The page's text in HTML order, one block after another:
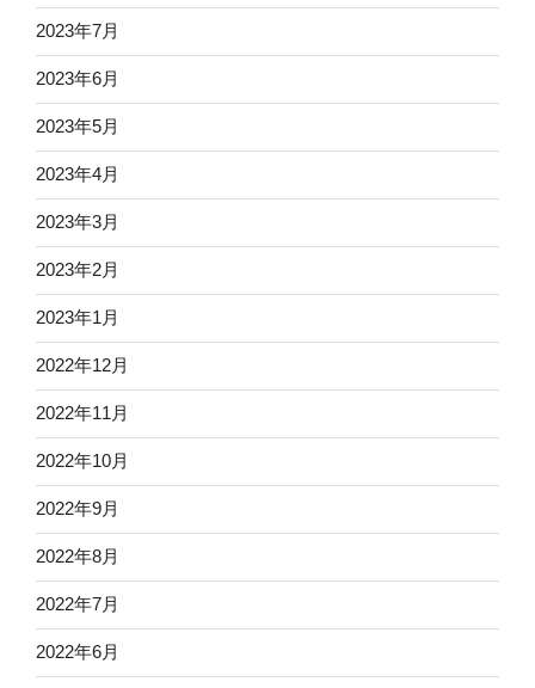
2023年7月
2023年6月
2023年5月
2023年4月
2023年3月
2023年2月
2023年1月
2022年12月
2022年11月
2022年10月
2022年9月
2022年8月
2022年7月
2022年6月